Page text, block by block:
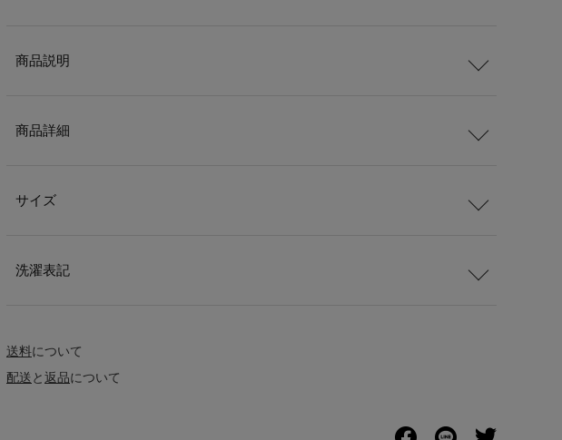
商品説明
商品詳細
サイズ
洗濯表記
送料について
配送と返品について